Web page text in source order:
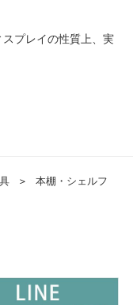
プレイの性質上、実
＞
本棚・シェルフ